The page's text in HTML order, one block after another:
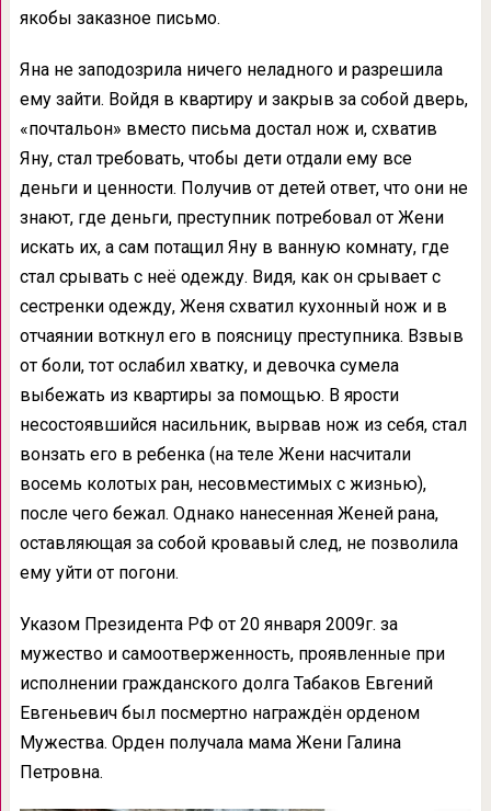
якобы заказное письмо.
Яна не заподозрила ничего неладного и разрешила
ему зайти. Войдя в квартиру и закрыв за собой дверь,
«почтальон» вместо письма достал нож и, схватив
Яну, стал требовать, чтобы дети отдали ему все
деньги и ценности. Получив от детей ответ, что они не
знают, где деньги, преступник потребовал от Жени
искать их, а сам потащил Яну в ванную комнату, где
стал срывать с неё одежду. Видя, как он срывает с
сестренки одежду, Женя схватил кухонный нож и в
отчаянии воткнул его в поясницу преступника. Взвыв
от боли, тот ослабил хватку, и девочка сумела
выбежать из квартиры за помощью. В ярости
несостоявшийся насильник, вырвав нож из себя, стал
вонзать его в ребенка (на теле Жени насчитали
восемь колотых ран, несовместимых с жизнью),
после чего бежал. Однако нанесенная Женей рана,
оставляющая за собой кровавый след, не позволила
ему уйти от погони.
Указом Президента РФ от 20 января 2009г. за
мужество и самоотверженность, проявленные при
исполнении гражданского долга Табаков Евгений
Евгеньевич был посмертно награждён орденом
Мужества. Орден получала мама Жени Галина
Петровна.